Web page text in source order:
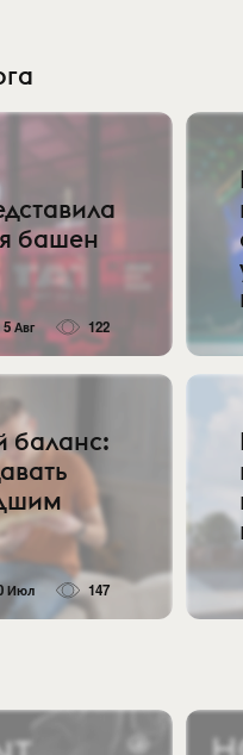
башен
5 Авг 122
баланс:
Июл 147